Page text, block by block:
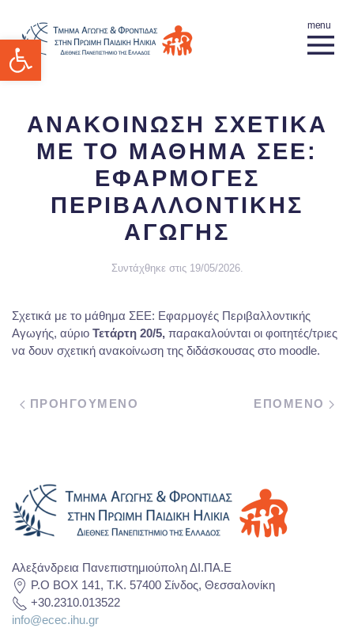
Ανοίξτε τη γραμμή εργαλείων
ΑΝΑΚΟΙΝΩΣΗ ΣΧΕΤΙΚΑ
ΜΕ ΤΟ ΜΑΘΗΜΑ ΣΕΕ:
ΕΦΑΡΜΟΓΕΣ
ΠΕΡΙΒΑΛΛΟΝΤΙΚΗΣ
ΑΓΩΓΗΣ
Συντάχθηκε στις 19/05/2026.
Σχετικά με το μάθημα ΣΕΕ: Εφαρμογές Περιβαλλοντικής
Αγωγής, αύριο Τετάρτη 20/5, παρακαλούνται οι φοιτητές/τριες
να δουν σχετική ανακοίνωση της διδάσκουσας στο moodle.
ΠΡΟΗΓΟΥΜΕΝΟ ΕΠΟΜΕΝΟ
Αλεξάνδρεια Πανεπιστημιούπολη ΔΙ.ΠΑ.Ε
P.O BOX 141, T.K. 57400 Σίνδος, Θεσσαλονίκη
+30.2310.013522
info@ecec.ihu.gr